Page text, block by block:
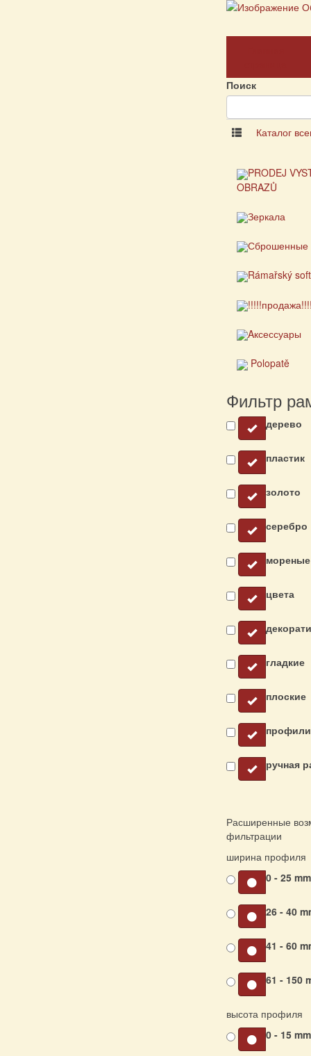
Поиск
Каталог
PRODEJ
OBRAZŮ
Зеркала
Сброшенные
Rámařský
Aксессуары
Polopatě
Фильтр
дерево
пластик
золото
серебро
мореные
цвета
гладкие
плоские
ручная
Расширенные
фильтрации
ширина профиля
0 - 25
26 - 40
41 - 60
61 - 150
высота профиля
0 - 15